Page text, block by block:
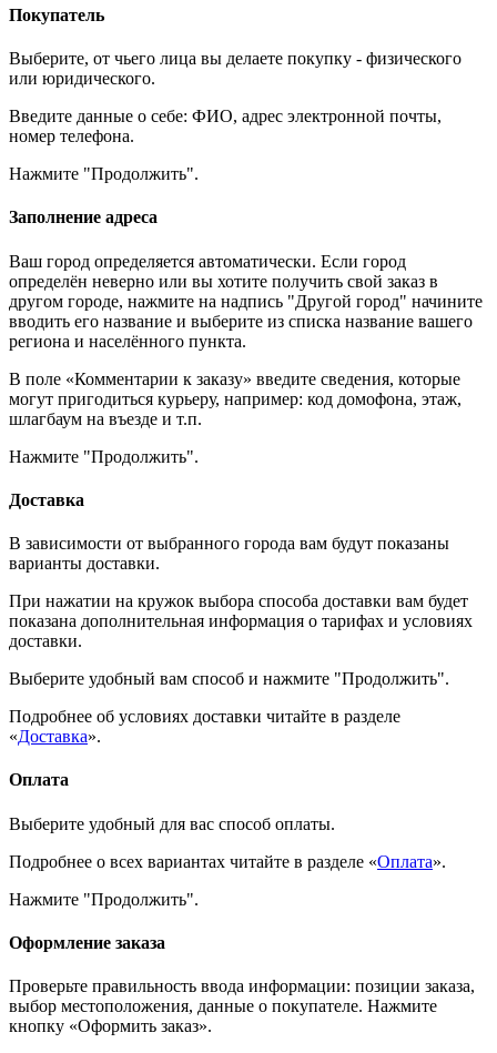
Покупатель
Выберите, от чьего лица вы делаете покупку - физического
или юридического.
Введите данные о себе: ФИО, адрес электронной почты,
номер телефона.
Нажмите "Продолжить".
Заполнение адреса
Ваш город определяется автоматически. Если город
определён неверно или вы хотите получить свой заказ в
другом городе, нажмите на надпись "Другой город" начините
вводить его название и выберите из списка название вашего
региона и населённого пункта.
В поле «Комментарии к заказу» введите сведения, которые
могут пригодиться курьеру, например: код домофона, этаж,
шлагбаум на въезде и т.п.
Нажмите "Продолжить".
Доставка
В зависимости от выбранного города вам будут показаны
варианты доставки.
При нажатии на кружок выбора способа доставки вам будет
показана дополнительная информация о тарифах и условиях
доставки.
Выберите удобный вам способ и нажмите "Продолжить".
Подробнее об условиях доставки читайте в разделе
«Доставка».
Оплата
Выберите удобный для вас способ оплаты.
Подробнее о всех вариантах читайте в разделе «Оплата».
Нажмите "Продолжить".
Оформление заказа
Проверьте правильность ввода информации: позиции заказа,
выбор местоположения, данные о покупателе. Нажмите
кнопку «Оформить заказ».